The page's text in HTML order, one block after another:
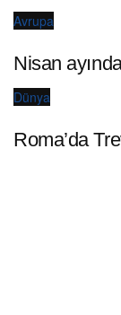
Avrupa
Nisan
Dünya
Roma’da